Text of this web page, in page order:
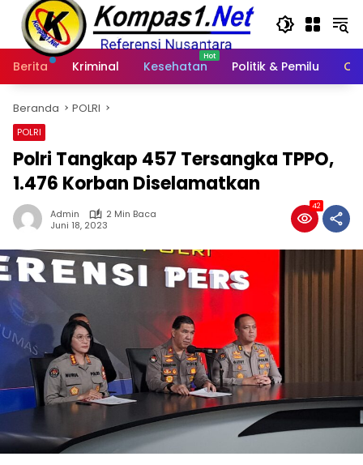
Langsung
konten
Berita
Kriminal Kesehatan Politik & Pemilu
Beranda POLRI
POLRI
Polri Tangkap 457 Tersangka TPPO,
1.476 Korban Diselamatkan
Admin
2 Min Baca
Juni 18, 2023
42